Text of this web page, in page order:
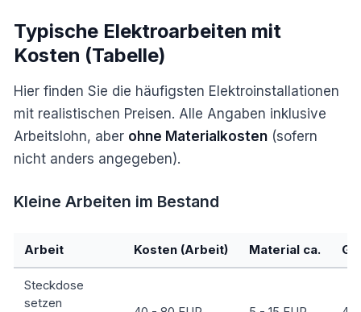
Typische Elektroarbeiten mit
Kosten (Tabelle)
Hier finden Sie die häufigsten Elektroinstallationen
mit realistischen Preisen. Alle Angaben inklusive
Arbeitslohn, aber ohne Materialkosten (sofern
nicht anders angegeben).
Kleine Arbeiten im Bestand
Arbeit Kosten (Arbeit) Material ca.
Steckdose
setzen